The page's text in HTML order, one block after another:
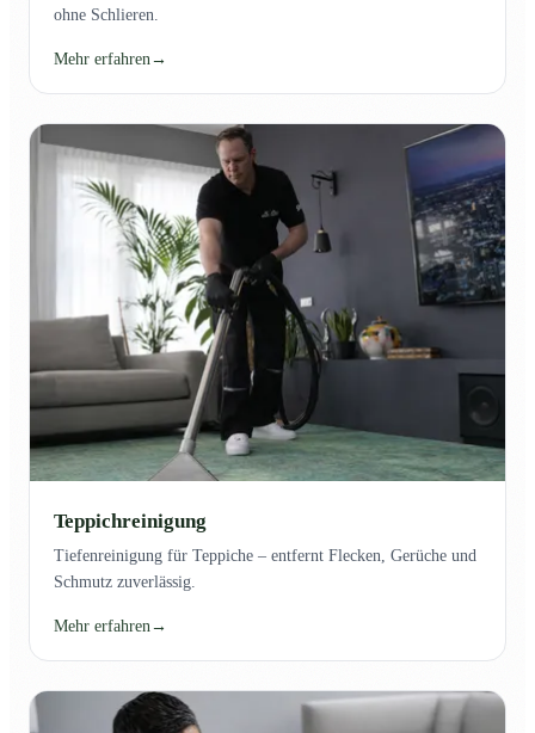
ohne Schlieren.
Mehr erfahren→
Teppichreinigung
Tiefenreinigung für Teppiche – entfernt Flecken, Gerüche und
Schmutz zuverlässig.
Mehr erfahren →